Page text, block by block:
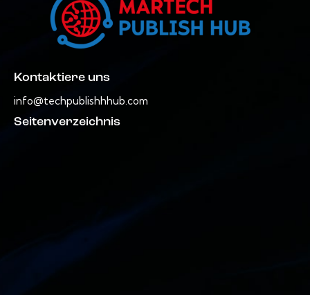
Kontaktiere uns
info@techpublishhhub.com
Seitenverzeichnis